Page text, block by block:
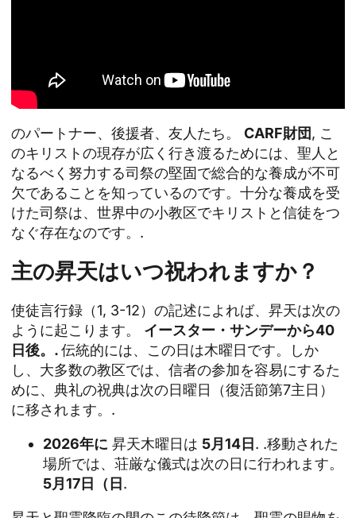
のパートナー、後援者、友人たち。 CARF財団, こ
のキリストの現存が広く行き渡るためには、聖人と
なるべく努力する司祭の堅固で総合的な養成が不可
欠であることを知っているのです。十分な養成を受
けた司祭は、世界中の小教区でキリストと信徒をつ
なぐ存在なのです。.
主の昇天はいつ祝われますか？
使徒言行録（1, 3-12）の記述によれば、昇天は次の
ように起こります。 イースター・サンデーから40
日後。.伝統的には、この日は木曜日です。しか
し、大多数の教区では、信者の参加を容易にするた
めに、典礼の祝典は次の日曜日（復活節第7主日）
に移されます。.
2026年に 昇天木曜日は 5月14日 . .移動された
場所では、荘厳な儀式は次の日に行われます。
5月17日（日 .